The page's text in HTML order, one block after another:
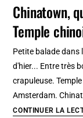
Chinatown,
Temple
Petite balade dans
d'hier... Entre très
crapuleuse.
Amsterdam.
CONTINUER LA